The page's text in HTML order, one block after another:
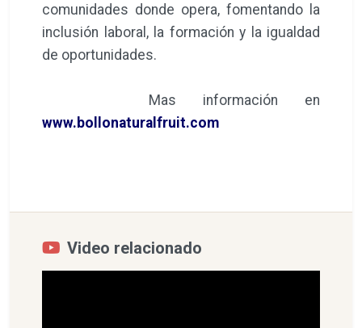
comunidades donde opera, fomentando la
inclusión laboral, la formación y la igualdad
de oportunidades.
Mas información en
www.bollonaturalfruit.com
Video relacionado